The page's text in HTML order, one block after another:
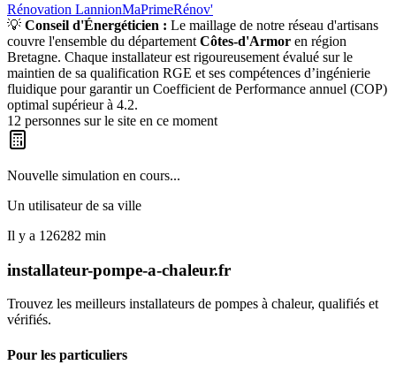
Rénovation LannionMaPrimeRénov'
💡 Conseil d'Énergéticien : Le maillage de notre réseau d'artisans
couvre l'ensemble du département Côtes-d'Armor en région
Bretagne. Chaque installateur est rigoureusement évalué sur le
maintien de sa qualification RGE et ses compétences d’ingénierie
fluidique pour garantir un Coefficient de Performance annuel (COP)
optimal supérieur à 4.2.
12 personnes sur le site en ce moment
Nouvelle simulation en cours...
Un utilisateur de sa ville
Il y a 126282 min
installateur-pompe-a-chaleur.fr
Trouvez les meilleurs installateurs de pompes à chaleur, qualifiés et
vérifiés.
Pour les particuliers